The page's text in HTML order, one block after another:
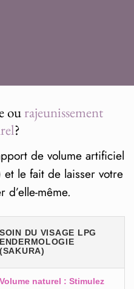
ou rajeunissement
?
de volume artificiel
le fait de laisser votre
d’elle-même.
SOIN DU VISAGE LPG
ENDERMOLOGIE
(SAKURA)
Volume naturel : Stimulez